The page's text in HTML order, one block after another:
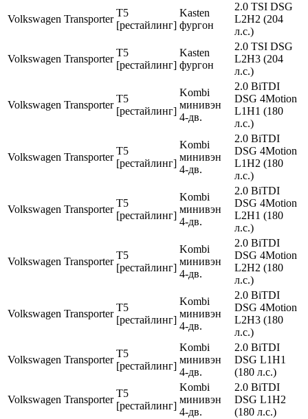
Volkswagen Transporter
T5
[рестайлинг]
Kasten
фургон
2.0 TSI DSG
L2H2 (204
л.с.)
Volkswagen Transporter
T5
[рестайлинг]
Kasten
фургон
2.0 TSI DSG
L2H3 (204
л.с.)
Volkswagen Transporter
T5
[рестайлинг]
Kombi
минивэн
4-дв.
2.0 BiTDI
DSG 4Motion
L1H1 (180
л.с.)
Volkswagen Transporter
T5
[рестайлинг]
Kombi
минивэн
4-дв.
2.0 BiTDI
DSG 4Motion
L1H2 (180
л.с.)
Volkswagen Transporter
T5
[рестайлинг]
Kombi
минивэн
4-дв.
2.0 BiTDI
DSG 4Motion
L2H1 (180
л.с.)
Volkswagen Transporter
T5
[рестайлинг]
Kombi
минивэн
4-дв.
2.0 BiTDI
DSG 4Motion
L2H2 (180
л.с.)
Volkswagen Transporter
T5
[рестайлинг]
Kombi
минивэн
4-дв.
2.0 BiTDI
DSG 4Motion
L2H3 (180
л.с.)
Volkswagen Transporter
T5
[рестайлинг]
Kombi
минивэн
4-дв.
2.0 BiTDI
DSG L1H1
(180 л.с.)
Volkswagen Transporter
T5
[рестайлинг]
Kombi
минивэн
4-дв.
2.0 BiTDI
DSG L1H2
(180 л.с.)